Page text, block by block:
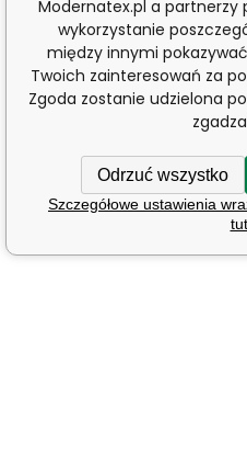
Modernatex.pl a partnerzy
wykorzystanie
między innymi
Twoich zainteresowań za
Zgoda zostanie udzielona
Odrzuć wszystko
Szczegółowe ustawienia